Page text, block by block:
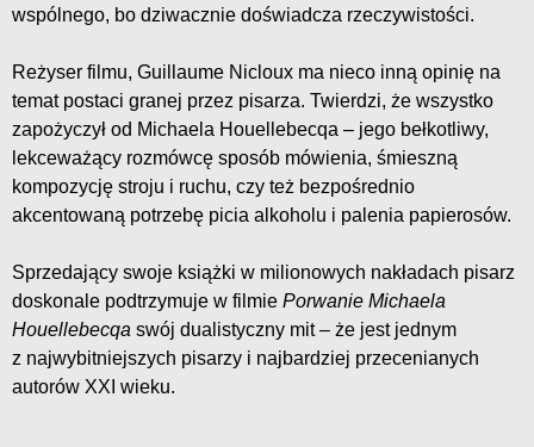
wspólnego, bo dziwacznie doświadcza rzeczywistości.
Reżyser filmu, Guillaume Nicloux ma nieco inną opinię na
temat postaci granej przez pisarza. Twierdzi, że wszystko
zapożyczył od Michaela Houellebecqa – jego bełkotliwy,
lekceważący rozmówcę sposób mówienia, śmieszną
kompozycję stroju i ruchu, czy też bezpośrednio
akcentowaną potrzebę picia alkoholu i palenia papierosów.
Sprzedający swoje książki w milionowych nakładach pisarz
doskonale podtrzymuje w filmie Porwanie Michaela
Houellebecqa swój dualistyczny mit – że jest jednym
z najwybitniejszych pisarzy i najbardziej przecenianych
autorów XXI wieku.